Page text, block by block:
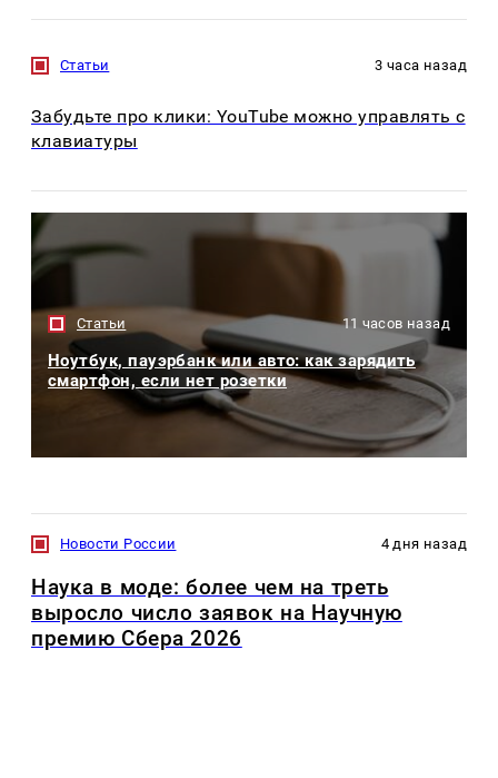
Статьи 3 часа назад
Забудьте про клики: YouTube можно управлять с
клавиатуры
Статьи 11 часов назад
Ноутбук, пауэрбанк или авто: как зарядить
смартфон, если нет розетки
Новости России 4 дня назад
Наука в моде: более чем на треть
выросло число заявок на Научную
премию Сбера 2026